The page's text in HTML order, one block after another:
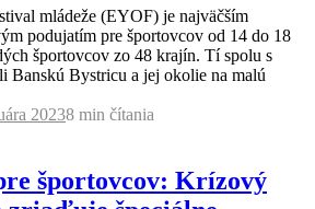
mládeže (EYOF) je najväčším
podujatím pre športovcov od 14 do 18
športovcov zo 48 krajín. Tí spolu s
Banskú Bystricu a jej okolie na malú
20238 min čítania
športovcov: Krízový